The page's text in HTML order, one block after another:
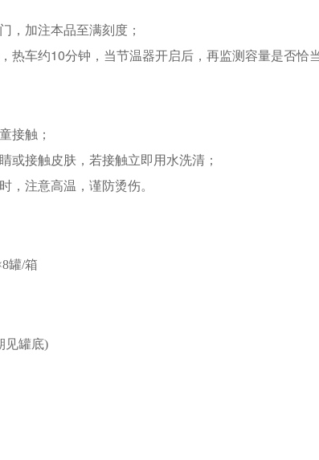
，加注本品至满刻度；
热车约10分钟，当节温器开启后，再监测容量是否恰
接触；
或接触皮肤，若接触立即用水洗清；
，注意高温，谨防烫伤。
罐/箱
见罐底)